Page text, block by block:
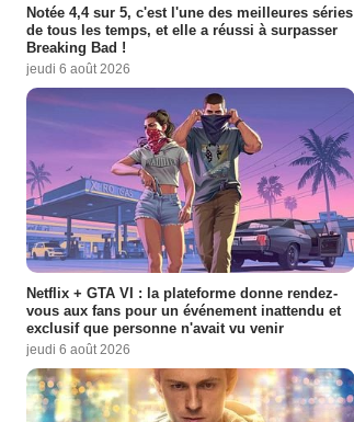
Notée 4,4 sur 5, c'est l'une des meilleures séries
de tous les temps, et elle a réussi à surpasser
Breaking Bad !
jeudi 6 août 2026
Netflix + GTA VI : la plateforme donne rendez-
vous aux fans pour un événement inattendu et
exclusif que personne n'avait vu venir
jeudi 6 août 2026